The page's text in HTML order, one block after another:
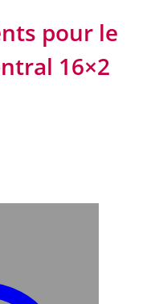
pour le
16×2